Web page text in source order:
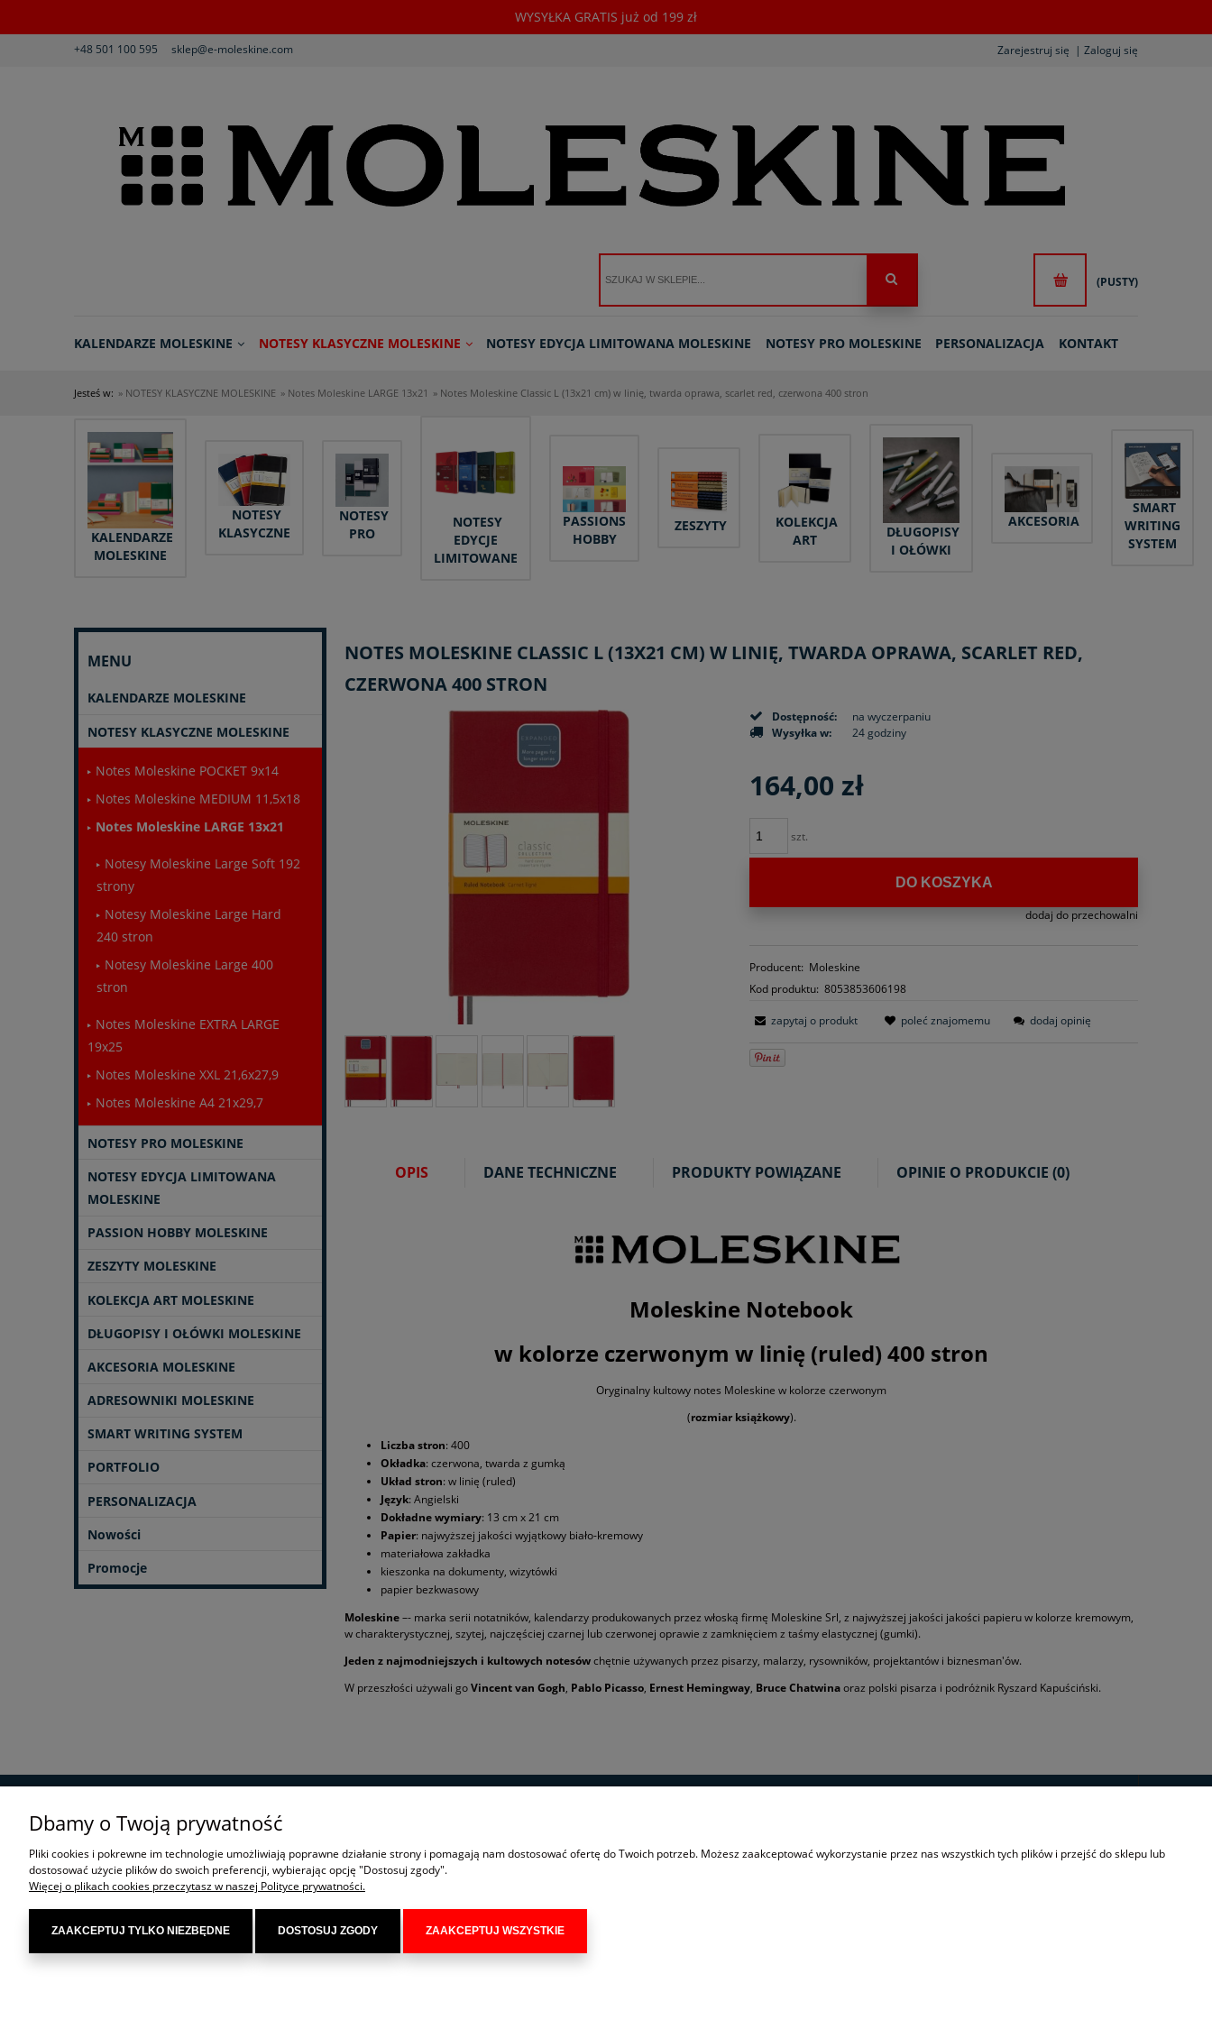
WYSYŁKA GRATIS już od 199 zł
Zarejestruj się Zaloguj się
+48 501 100 595 sklep@e-moleskine.com
(PUSTY)
KALENDARZE MOLESKINE NOTESY KLASYCZNE MOLESKINE NOTESY EDYCJA LIMITOWANA MOLESKINE NOTESY PRO MOLESKINE PERSONALIZACJA KONTAKT
REGULAMIN
Jesteś w: » NOTESY KLASYCZNE MOLESKINE » Notes Moleskine LARGE 13x21 » Notes Moleskine Classic L (13x21 cm) w linię, twarda oprawa, scarlet red, czerwona 400 stron
KALENDARZE
MOLESKINE
NOTESY
KLASYCZNE
NOTESY
PRO
NOTESY
EDYCJE
LIMITOWANE
PASSIONS
HOBBY
ZESZYTY
KOLEKCJA
ART
DŁUGOPISY
I OŁÓWKI
AKCESORIA
SMART
WRITING
SYSTEM
MENU
KALENDARZE MOLESKINE
NOTESY KLASYCZNE MOLESKINE
Notes Moleskine POCKET 9x14
Notes Moleskine MEDIUM 11,5x18
Notes Moleskine LARGE 13x21
Notesy Moleskine Large Soft 192
strony
Notesy Moleskine Large Hard
240 stron
Notesy Moleskine Large 400
stron
Notes Moleskine EXTRA LARGE
19x25
Notes Moleskine XXL 21,6x27,9
Notes Moleskine A4 21x29,7
NOTESY PRO MOLESKINE
NOTESY EDYCJA LIMITOWANA
MOLESKINE
PASSION HOBBY MOLESKINE
ZESZYTY MOLESKINE
KOLEKCJA ART MOLESKINE
DŁUGOPISY I OŁÓWKI MOLESKINE
AKCESORIA MOLESKINE
ADRESOWNIKI MOLESKINE
SMART WRITING SYSTEM
PORTFOLIO
PERSONALIZACJA
Nowości
Promocje
NOTES MOLESKINE CLASSIC L (13X21 CM) W LINIĘ, TWARDA OPRAWA, SCARLET RED,
CZERWONA 400 STRON
Dostępność:
na wyczerpaniu
Wysyłka w:
24 godziny
164,00 zł
szt.
DO KOSZYKA
dodaj do przechowalni
Producent: Moleskine
Kod produktu: 8053853606198
zapytaj o produkt poleć znajomemu dodaj opinię
OPIS DANE TECHNICZNE PRODUKTY POWIĄZANE OPINIE O PRODUKCIE (0)
Moleskine Notebook
w kolorze czerwonym w linię (ruled) 400 stron
Oryginalny kultowy notes Moleskine w kolorze czerwonym
(rozmiarksiążkowy).
Liczba stron: 400
Okładka: czerwona, twarda z gumką
Układ stron: w linię (ruled)
Język: Angielski
Dokładne wymiary: 13 cm x 21 cm
Papier: najwyższej jakości wyjątkowy biało-kremowy
materiałowa zakładka
kieszonka na dokumenty, wizytówki
papier bezkwasowy
Moleskine–- marka serii notatników, kalendarzy produkowanych przez włoską firmę Moleskine Srl, z najwyższej jakości jakości papieru w kolorze kremowym,
w charakterystycznej, szytej, najczęściej czarnej lub czerwonej oprawie z zamknięciem z taśmy elastycznej (gumki).
Jeden z najmodniejszych i kultowych notesówchętnie używanych przez pisarzy, malarzy, rysowników, projektantów i biznesman'ów.
W przeszłości używali goVincent van Gogh, Pablo Picasso, Ernest Hemingway, Bruce Chatwinaoraz polski pisarza i podróżnik Ryszard Kapuściński.
POMOC MOJE KONTO
Przechowalnia
INFORMACJE
Dbamy o Twoją prywatność
Pliki cookies i pokrewne im technologie umożliwiają poprawne działanie strony i pomagają nam dostosować ofertę do Twoich potrzeb. Możesz zaakceptować wykorzystanie przez nas wszystkich tych plików i przejść do sklepu lub
dostosować użycie plików do swoich preferencji, wybierając opcję "Dostosuj zgody".
Więcej o plikach cookies przeczytasz w naszej Polityce prywatności.
ZAAKCEPTUJ TYLKO NIEZBĘDNE DOSTOSUJ ZGODY ZAAKCEPTUJ WSZYSTKIE